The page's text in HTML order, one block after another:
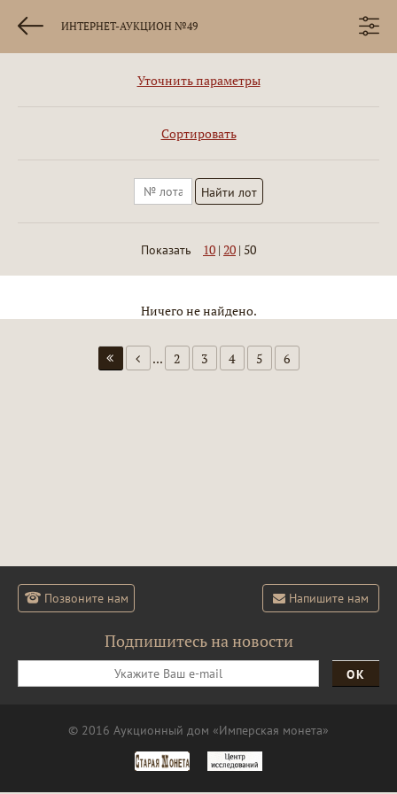
ИНТЕРНЕТ-АУКЦИОН №49
Уточнить параметры
Сортировать
Показать 10 | 20 | 50
Ничего не найдено.
... 2 3 4 5 6
Позвоните нам Напишите нам
Подпишитесь на новости
ОК
© 2016 Аукционный дом «Имперская монета»